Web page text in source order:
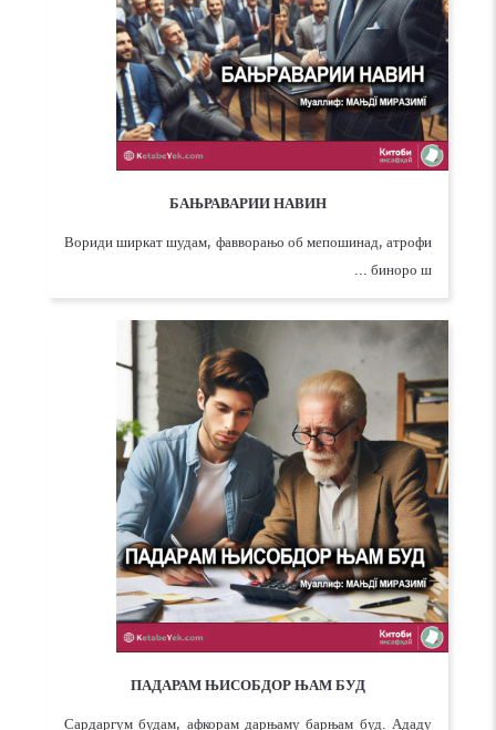
БАЊРАВАРИИ НАВИН
Вориди ширкат шудам, фавворањо об мепошинад, атрофи
биноро ш ...
ПАДАРАМ ЊИСОБДОР ЊАМ БУД